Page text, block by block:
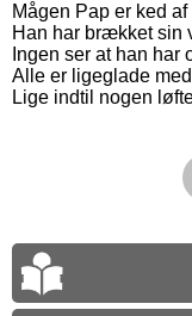
Mågen Pap er ked af
Han har brækket sin
Ingen ser at han har
Alle er ligeglade
Lige indtil nogen